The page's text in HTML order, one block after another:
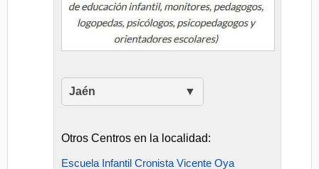
Jaén
Otros Centros en la localidad:
Escuela Infantil Cronista Vicente Oya